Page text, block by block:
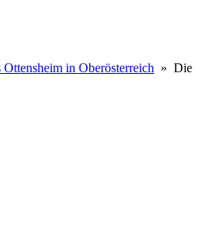
in Oberösterreich » Die